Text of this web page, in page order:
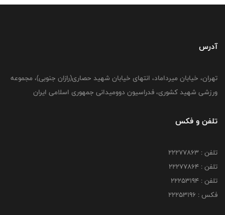
آدرس
تهران، خیابان میرداماد، انتهای خیابان شهید حصاری(رازان جنوبی)، مجموعه
ورزشی شهید کشوری، فدراسیون دوومیدانی جمهوری اسلامی ایران
تلفن و فکس
تلفن : 22277863
تلفن : 22277864
تلفن : 22253194
فکس : 22253196